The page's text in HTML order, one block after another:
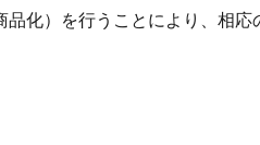
品化）を行うことにより、相応